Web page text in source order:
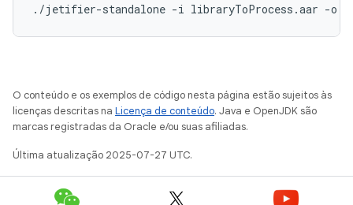
O conteúdo e os exemplos de código nesta página estão sujeitos às
licenças descritas na Licença de conteúdo. Java e OpenJDK são
marcas registradas da Oracle e/ou suas afiliadas.
Última atualização 2025-07-27 UTC.